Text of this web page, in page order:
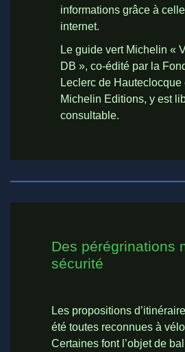
informations grâce à
internet.
Le guide vert Michelin «
DB », co-édité par la
Leclerc de Hauteclocque
Michelin Editions, y est
consultable.
Des pérégrinations
sécurité
Les propositions
été toutes reconnues à
Certaines font l’objet de